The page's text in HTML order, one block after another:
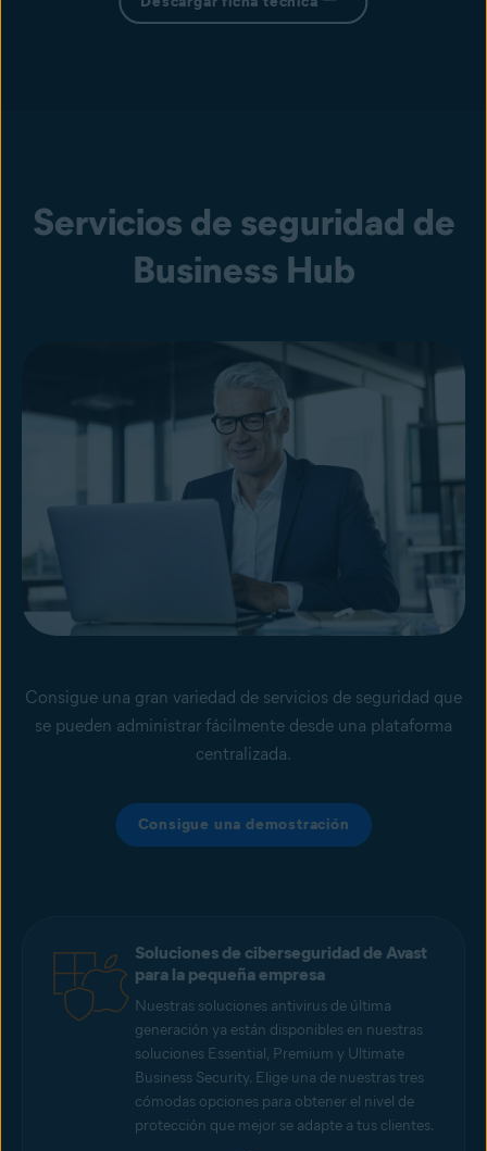
Servicios de seguridad de
Business Hub
Consigue una gran variedad de servicios de seguridad que
se pueden administrar fácilmente desde una plataforma
centralizada.
Consigue una demostración
Soluciones de ciberseguridad de Avast
para la pequeña empresa
Nuestras soluciones antivirus de última
generación ya están disponibles en nuestras
soluciones Essential, Premium y Ultimate
Business Security. Elige una de nuestras tres
cómodas opciones para obtener el nivel de
protección que mejor se adapte a tus clientes.